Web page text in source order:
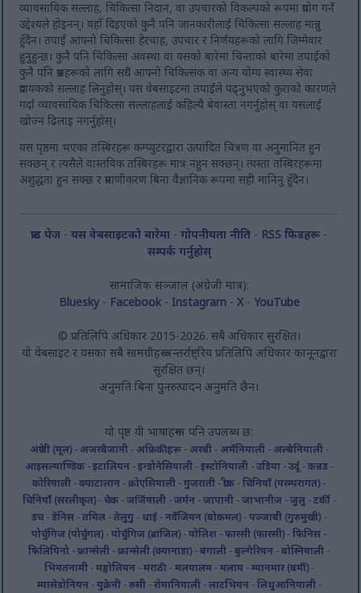
व्यावसायिक सल्लाह, चिकित्सा निदान, वा उपचारको विकल्पको रूपमा प्रयोग गर्ने
उद्देश्यले होइनन्। यहाँ दिइएको कुनै पनि जानकारीलाई चिकित्सा सल्लाह मान्नु
हुँदैन। तपाईं आफ्नो चिकित्सा हेरचाह, उपचार र निर्णयहरूको लागि जिम्मेवार
हुनुहुन्छ। कुनै पनि चिकित्सा अवस्था वा यसको बारेमा चिन्ताको बारेमा तपाईंको
कुनै पनि प्रश्नहरूको लागि सधैं आफ्नो चिकित्सक वा अन्य योग्य स्वास्थ्य सेवा
प्रदायकको सल्लाह लिनुहोस्। यस वेबसाइटमा तपाईंले पढ्नुभएको कुराको कारणले
गर्दा व्यावसायिक चिकित्सा सल्लाहलाई कहिल्यै बेवास्ता नगर्नुहोस् वा यसलाई
खोज्न ढिलाइ नगर्नुहोस्।
यस पृष्ठमा भएका तस्बिरहरू कम्प्युटरद्वारा उत्पादित चित्रण वा अनुमानित हुन
सक्छन् र त्यसैले वास्तविक तस्बिरहरू मात्र नहुन सक्छन्। त्यस्ता तस्बिरहरूमा
अशुद्धता हुन सक्छ र प्रमाणीकरण बिना वैज्ञानिक रूपमा सही मानिनु हुँदैन।
फ्रन्ट पेज -यस वेबसाइटको बारेमा -गोपनीयता नीति - RSS फिडहरू -
सम्पर्क गर्नुहोस्
सामाजिक सञ्जाल (अंग्रेजी मात्र):
Bluesky- Facebook- Instagram- X- YouTube
© प्रतिलिपि अधिकार 2015-2026. सबै अधिकार सुरक्षित।
यो वेबसाइट र यसका सबै सामग्रीहरू अन्तर्राष्ट्रिय प्रतिलिपि अधिकार कानूनद्वारा
सुरक्षित छन्।
अनुमति बिना पुनरुत्पादन अनुमति छैन।
यो पृष्ठ यी भाषाहरूमा पनि उपलब्ध छ:
अंग्रेजी (मूल)- अजरबैजानी- अफ्रिकीहरू- अरबी- अर्मेनियाली- अल्बेनियाली-
आइसल्याण्डिक-इटालियन-इन्डोनेसियाली-इस्टोनियाली-उडिया-उर्दू-कन्नड-
कोरियाली -क्याटालान -क्रोएसियाली -गुजराती -ग्रीक -चिनियाँ (परम्परागत) -
चिनियाँ (सरलीकृत)-चेक-जर्जियाली-जर्मन-जापानी-जाभानीज-जुलु-टर्की-
डच -डेनिस -तमिल -तेलुगु - थाई -नर्वेजियन (बोकमल) -पञ्जाबी (गुरुमुखी) -
पोर्चुगिज (पोर्चुगल) -पोर्चुगिज (ब्राजिल) -पोलिश -फारसी (फारसी) -फिनिस -
फिलिपिनो -फ्रान्सेली -फ्रान्सेली (क्यानाडा) -बंगाली -बुल्गेरियन -बोस्नियाली -
भियतनामी-मङ्गोलियन-मराठी-मलयालम-मलाय-म्यानमार (बर्मी)-
म्यासेडोनियन-युक्रेनी-रुसी-रोमानियाली-लाटभियन-लिथुआनियाली-